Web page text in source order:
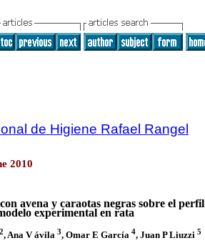
de Higiene Rafael Rangel
2010
avena y caraotas negras sobre el perfil
experimental en rata
2, Ana V ávila 3, Omar E García 4, Juan P Liuzzi 5